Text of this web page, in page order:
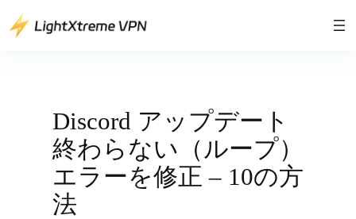
容
Discord アップデート
終わらない（ループ）
エラーを修正 – 10の方
法